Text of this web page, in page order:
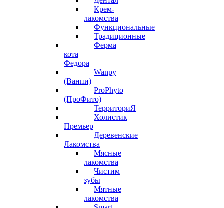
Крем-
лакомства
Функциональные
Традиционные
Ферма
кота
Федора
Wanpy
(Ванпи)
ProPhyto
(ПроФито)
ТерриториЯ
Холистик
Премьер
Деревенские
Лакомства
Мясные
лакомства
Чистим
зубы
Мятные
лакомства